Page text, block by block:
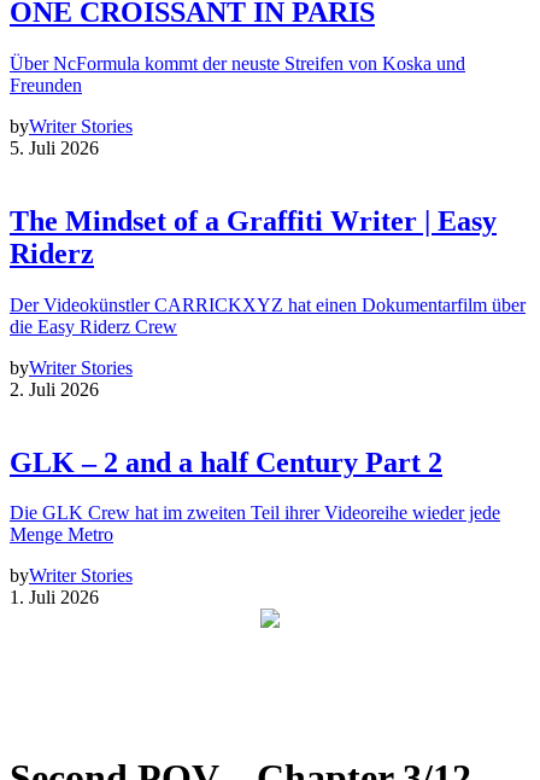
ONE CROISSANT IN PARIS
Über NcFormula kommt der neuste Streifen von Koska und
Freunden
byWriter Stories
5. Juli 2026
The Mindset of a Graffiti Writer | Easy
Riderz
Der Videokünstler CARRICKXYZ hat einen Dokumentarfilm über
die Easy Riderz Crew
byWriter Stories
2. Juli 2026
GLK – 2 and a half Century Part 2
Die GLK Crew hat im zweiten Teil ihrer Videoreihe wieder jede
Menge Metro
byWriter Stories
1. Juli 2026